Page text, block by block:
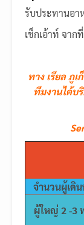
รับประทานอา
เช็กเอ้าท์ จาก
ทาง เรียล ภู
ทีมงานได้บ
จำนวนผู้เดิ
ผู้ใหญ่ 2 -3